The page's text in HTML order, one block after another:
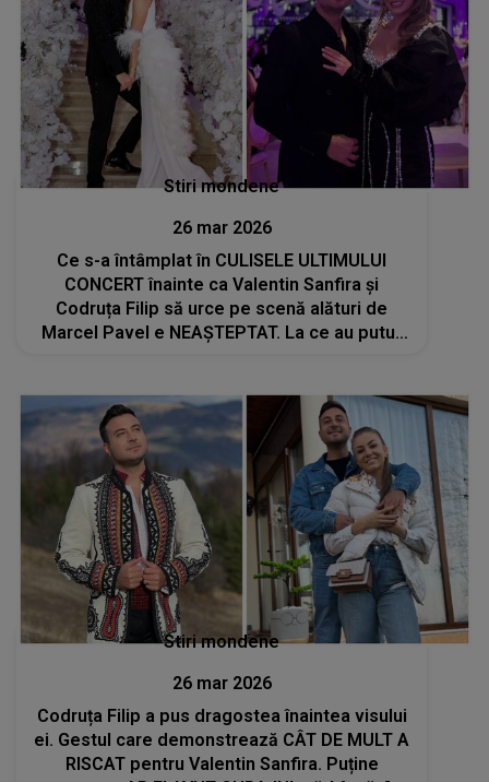
Stiri mondene
26 mar 2026
Ce s-a întâmplat în CULISELE ULTIMULUI
CONCERT înainte ca Valentin Sanfira și
Codruța Filip să urce pe scenă alături de
Marcel Pavel e NEAȘTEPTAT. La ce au putut
Stiri mondene
26 mar 2026
Codruța Filip a pus dragostea înaintea visului
ei. Gestul care demonstrează CÂT DE MULT A
RISCAT pentru Valentin Sanfira. Puține